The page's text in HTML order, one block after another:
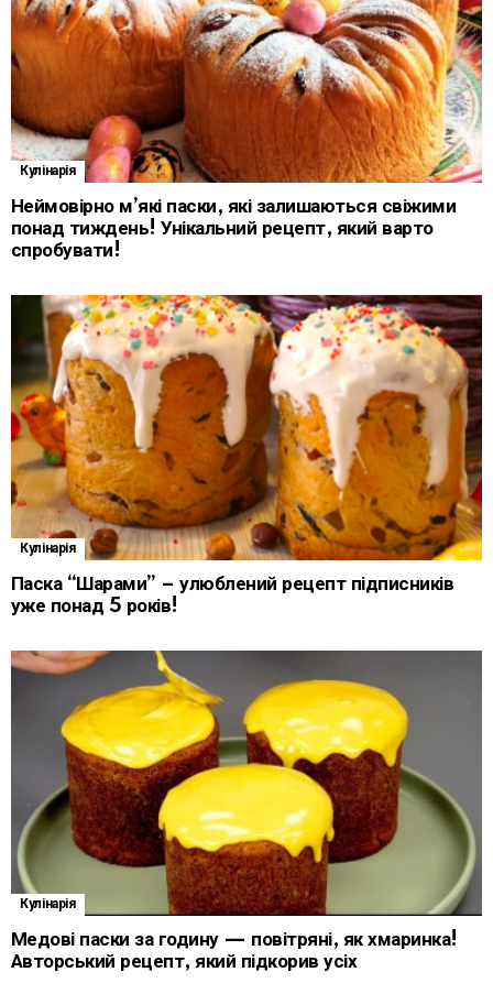
Кулінарія
Неймовірно м’які паски, які залишаються свіжими
понад тиждень! Унікальний рецепт, який варто
спробувати!
Кулінарія
Паска “Шарами” – улюблений рецепт підписників
уже понад 5 років!
Кулінарія
Медові паски за годину — повітряні, як хмаринка!
Авторський рецепт, який підкорив усіх